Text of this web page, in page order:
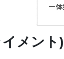
メント